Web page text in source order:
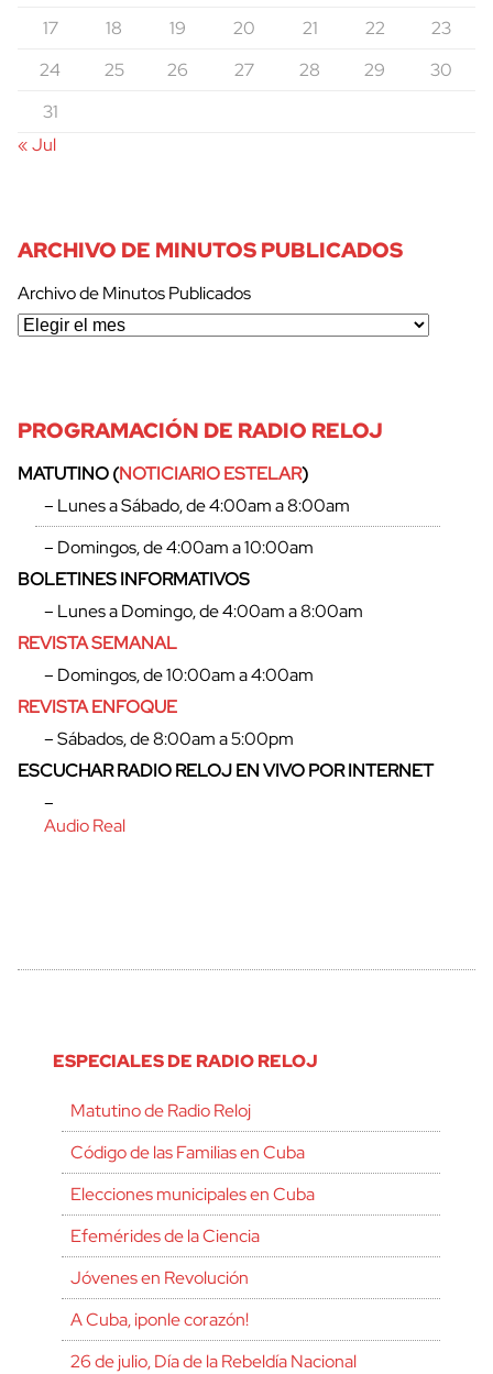
17 18 19 20 21 22
23
24
25 26 27 28 29
30
31
« Jul
ARCHIVO DE MINUTOS PUBLICADOS
Archivo de Minutos Publicados
PROGRAMACIÓN DE RADIO RELOJ
MATUTINO (NOTICIARIO ESTELAR)
– Lunes a Sábado, de 4:00am a 8:00am
– Domingos, de 4:00am a 10:00am
BOLETINES INFORMATIVOS
– Lunes a Domingo, de 4:00am a 8:00am
REVISTA SEMANAL
– Domingos, de 10:00am a 4:00am
REVISTA ENFOQUE
– Sábados, de 8:00am a 5:00pm
ESCUCHAR RADIO RELOJ EN VIVO POR INTERNET
–
Audio Real
ESPECIALES DE RADIO RELOJ
Matutino de Radio Reloj
Código de las Familias en Cuba
Elecciones municipales en Cuba
Efemérides de la Ciencia
Jóvenes en Revolución
A Cuba, ¡ponle corazón!
26 de julio, Día de la Rebeldía Nacional